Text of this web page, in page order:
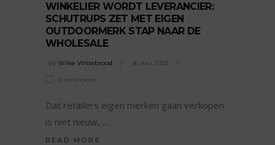
WINKELIER WORDT LEVERANCIER:
SCHUTRUPS ZET MET EIGEN
OUTDOORMERK STAP NAAR DE
WHOLESALE
by Wilke Wittebrood 16 mei 2023
0 comments
Dat retailers eigen merken gaan verkopen
is niet nieuw,
READ MORE